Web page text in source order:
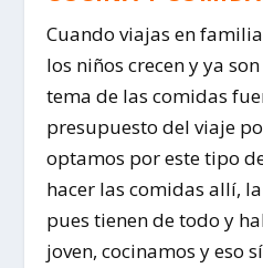
Cuando viajas en
los niños crecen y ya
tema de las comidas
presupuesto del viaje
optamos por este tipo
hacer las comidas allí,
pues tienen de todo y
joven, cocinamos y eso